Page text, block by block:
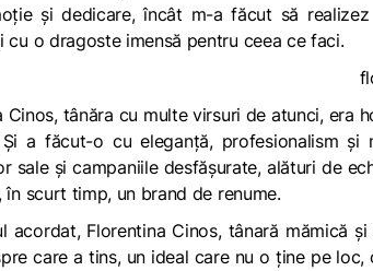
și dedicare, încât m-a făcut să
cu o dragoste imensă pentru ceea ce faci.
Cinos, tânăra cu multe virsuri de atunci, era
a făcut-o cu eleganță, profesionalism și
sale și campaniile desfășurate, alături de
în scurt timp, un brand de renume.
acordat, Florentina Cinos, tânară mămică
care a tins, un ideal care nu o ține pe